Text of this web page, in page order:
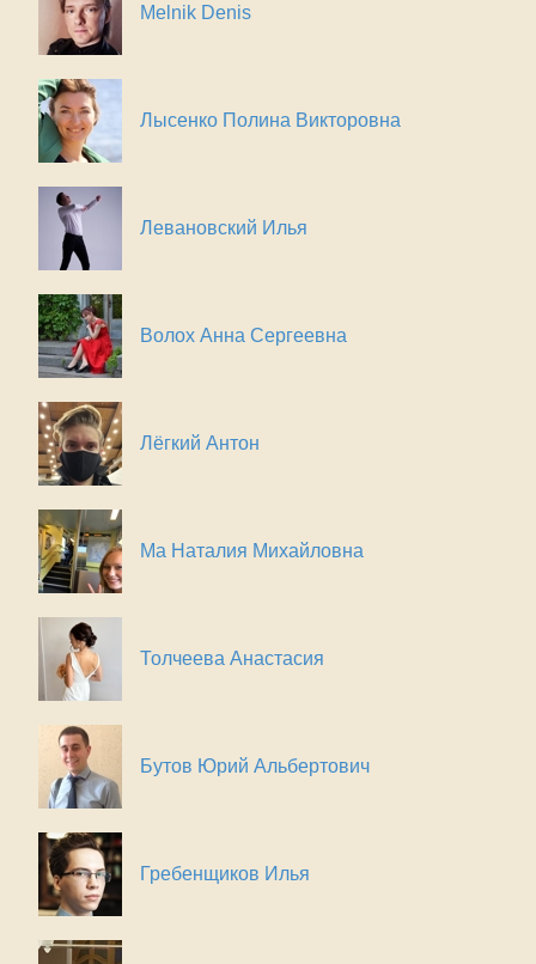
Melnik Denis
Лысенко Полина Викторовна
Левановский Илья
Волох Анна Сергеевна
Лёгкий Антон
Ма Наталия Михайловна
Толчеева Анастасия
Бутов Юрий Альбертович
Гребенщиков Илья